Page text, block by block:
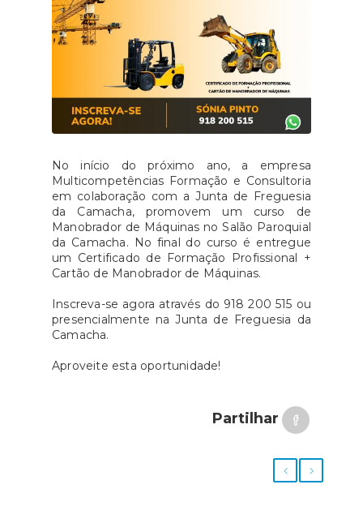
No início do próximo ano, a empresa
Multicompetências Formação e Consultoria
em colaboração com a Junta de Freguesia
da Camacha, promovem um curso de
Manobrador de Máquinas no Salão Paroquial
da Camacha. No final do curso é entregue
um Certificado de Formação Profissional +
Cartão de Manobrador de Máquinas.
Inscreva-se agora através do 918 200 515 ou
presencialmente na Junta de Freguesia da
Camacha.
Aproveite esta oportunidade!
Partilhar